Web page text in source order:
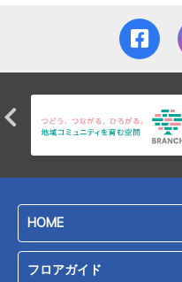
HOME
フロアガイド